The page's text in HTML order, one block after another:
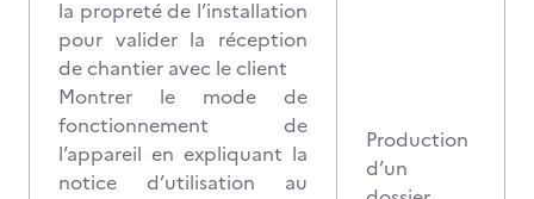
la propreté de l’installation
pour valider la réception
de chantier avec le client
Montrer le mode de
fonctionnement de
l’appareil en expliquant la
notice d’utilisation au
Production
d’un